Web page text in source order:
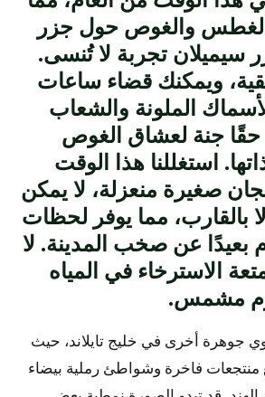
والغوص حول جزر
سيميلان تجربة لا تُنسى.
ويمكنك قضاء ساعات
الملونة والشعاب
حقًا جنة لعشاق الغوص
استغللنا هذا الوقت
صغيرة منعزلة، لا يمكن
بالقارب، مما يوفر لحظات
بعيدًا عن صخب المدينة. لا
الاسترخاء في المياه
مشمس.
جوهرة أخرى في خليج تايلاند، حيث
منتجعات فاخرة وشواطئ رملية بيضاء